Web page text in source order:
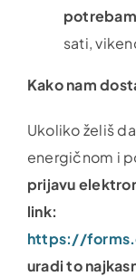
sati,
Kako nam
Ukoliko želiš
energičnom i
prijavu
link:
https://
uradi to